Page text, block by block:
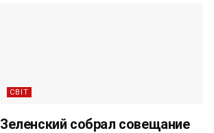
СВІТ
Зеленский собрал совещание